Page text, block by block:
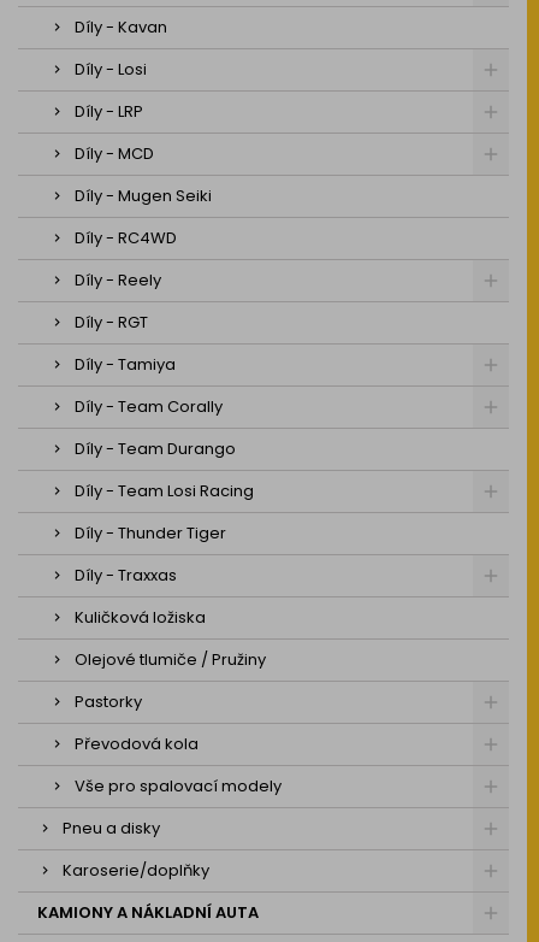
Díly - Kavan
Díly - Losi
Díly - LRP
Díly - MCD
Díly - Mugen Seiki
Díly - RC4WD
Díly - Reely
Díly - RGT
Díly - Tamiya
Díly - Team Corally
Díly - Team Durango
Díly - Team Losi Racing
Díly - Thunder Tiger
Díly - Traxxas
Kuličková ložiska
Olejové tlumiče / Pružiny
Pastorky
Převodová kola
Vše pro spalovací modely
Pneu a disky
Karoserie/doplňky
KAMIONY A NÁKLADNÍ AUTA